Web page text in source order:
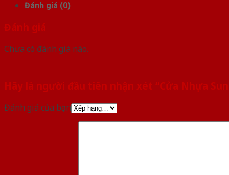
Đánh giá (0)
Đánh giá
Chưa có đánh giá nào.
Hãy là người đầu tiên nhận xét “Cửa Nhựa
Đánh giá của bạn